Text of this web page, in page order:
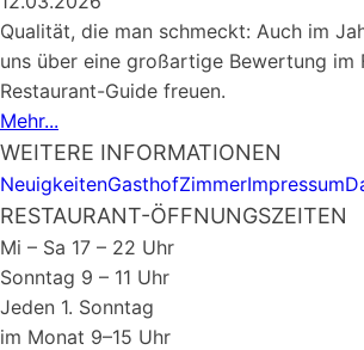
Qualität, die man schmeckt: Auch im
uns über eine großartige Bewertung im
Restaurant-Guide freuen.
Mehr...
WEITERE INFORMATIONEN
NeuigkeitenGasthofZimmerImpressum
RESTAURANT-ÖFFNUNGSZEITEN
Mi – Sa 17 – 22 Uhr
Sonntag 9 – 11 Uhr
Jeden 1. Sonntag
im Monat 9–15 Uhr